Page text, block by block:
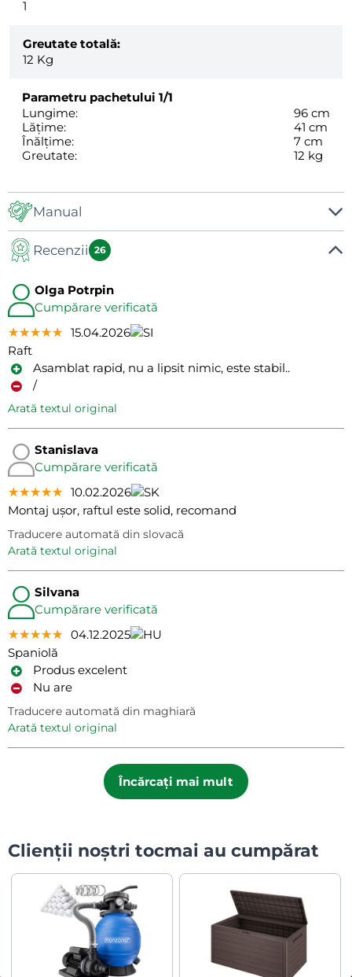
1
Greutate totală:
12 Kg
Parametru pachetului 1/1
Lungime:
96 cm
Lățime:
41 cm
Înălțime:
7 cm
Greutate:
12 kg
Manual
Manual
Recenzii 26
Olga Potrpin
Cumpărare verificată
★★★★★
★★★★★
★★★★★ 15.04.2026
Raft
Asamblat rapid, nu a lipsit nimic, este stabil..
/
arată textul original
Stanislava
Cumpărare verificată
★★★★★
★★★★★
★★★★★ 10.02.2026
Montaj ușor, raftul este solid, recomand
Traducere automată din slovacă
arată textul original
Silvana
Cumpărare verificată
★★★★★
★★★★★
★★★★★ 04.12.2025
Spaniolă
Produs excelent
Nu are
Traducere automată din maghiară
arată textul original
Încărcați mai mult
Clienții noștri tocmai au cumpărat